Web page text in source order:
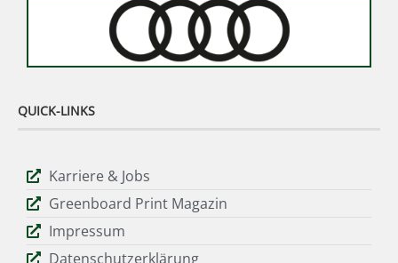
QUICK-LINKS
Karriere & Jobs
Greenboard Print Magazin
Impressum
Datenschutzerklärung